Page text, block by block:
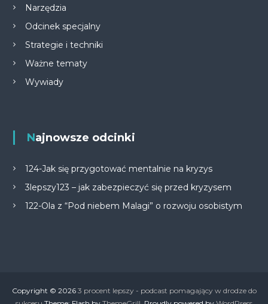
Narzędzia
Odcinek specjalny
Strategie i techniki
Ważne tematy
Wywiady
Najnowsze odcinki
124-Jak się przygotować mentalnie na kryzys
3lepszy123 – jak zabezpieczyć się przed kryzysem
122-Ola z “Pod niebem Malagi” o rozwoju osobistym
Copyright © 2026 3 procent lepszy - podcast pomagający w drodze do